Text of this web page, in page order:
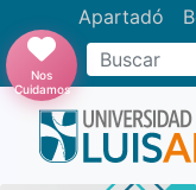
Apartadó
Buscar
Nos
Cuidamos